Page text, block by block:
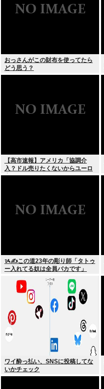
おっさんがこの財布を使ってたら
どう思う？
【高市速報】アメリカ「協調介
入？ドル売りたくないからユーロ
売るわ」EU激怒www
ᝰ✍この道23年の彫り師「タトゥ
ー入れてる奴は全員バカです」
ワイ酔っ払い、SNSに投稿してな
いかチェック